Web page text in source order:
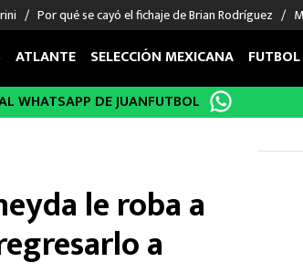
Por qué se cayó el fichaje de Brian Rodríguez
FIGURAS
Sergio Ramos
Giorgos Giakoumakis
André Jardine
DEPORTES
Boxeo
ATLANTE SELECCIÓN MEXICANA
WHATSAPP DE JUANFUTBOL
le roba a
a